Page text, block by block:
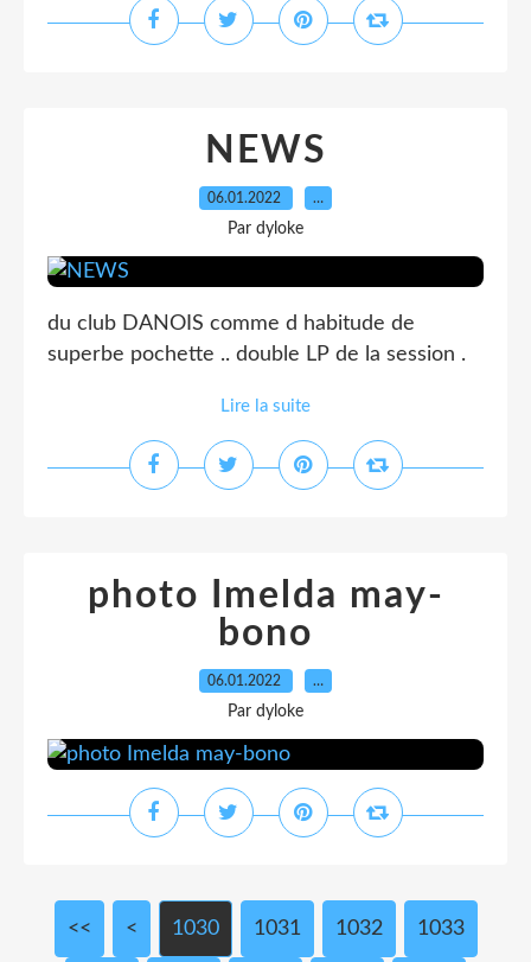
NEWS
06.01.2022 …
Par dyloke
du club DANOIS comme d habitude de
superbe pochette .. double LP de la session .
Lire la suite
photo Imelda may-
bono
06.01.2022 …
Par dyloke
<< < 1000
1010
1020
1030 1031 1032 1033